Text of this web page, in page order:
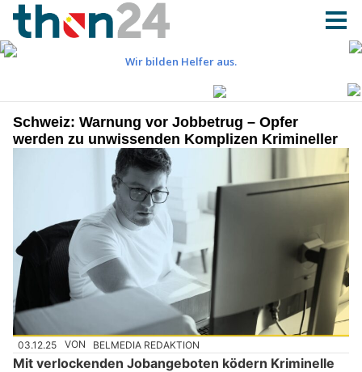
Schweiz: Warnung vor Jobbetrug – Opfer
werden zu unwissenden Komplizen Krimineller
03.12.25 VON BELMEDIA REDAKTION
Mit verlockenden Jobangeboten ködern Kriminelle